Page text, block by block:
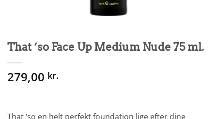
That ‘so Face Up Medium Nude 75 ml.
279,00 kr.
That ‘so en helt perfekt foundation lige efter dine